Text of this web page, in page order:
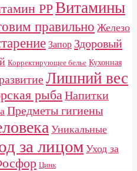
PPВитамины
правильно Железо
Запор Здоровый
Корректирующее белье Кухонная
Лишний вес
рыба Напитки
Предметы гигиены
Уникальные
за лицом Уход за
Цинк